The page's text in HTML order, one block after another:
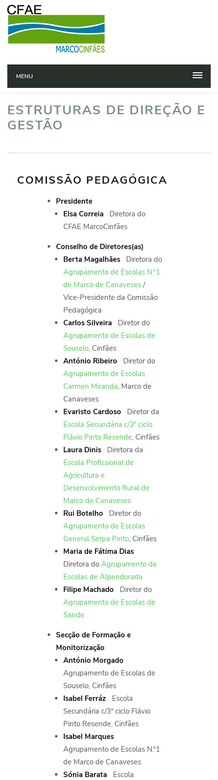
MENU
ESTRUTURAS DE DIREÇÃO E
GESTÃO
COMISSÃO PEDAGÓGICA
Presidente
Elsa Correia
Diretora do
CFAE MarcoCinfães
Conselho de Diretores(as)
Berta Magalhães
Diretora do
Agrupamento de Escolas N.º1
de Marco de Canaveses /
Vice-Presidente da Comissão
Pedagógica
Carlos Silveira
Diretor do
Agrupamento de Escolas de
Souselo, Cinfães
António Ribeiro
Diretor do
Agrupamento de Escolas
Carmen Miranda, Marco de
Canaveses
Evaristo Cardoso
Diretor da
Escola Secundária c/3º ciclo
Flávio Pinto Resende, Cinfães
Laura Dinis
Diretora da
Escola Profissional de
Agricultura e
Desenvolvimento Rural de
Marco de Canaveses
Rui Botelho
Diretor do
Agrupamento de Escolas
General Serpa Pinto, Cinfães
Maria de Fátima Dias
Diretora do Agrupamento de
Escolas de Alpendorada
Filipe Machado
Diretor do
Agrupamento de Escolas de
Sande
Secção de Formação e
Monitorização
António Morgado
Agrupamento de Escolas de
Souselo, Cinfães
Isabel Ferráz
Escola
Secundária c/3º ciclo Flávio
Pinto Resende, Cinfães
Isabel Marques
Agrupamento de Escolas N.º1
de Marco de Canaveses
Sónia Barata
Escola